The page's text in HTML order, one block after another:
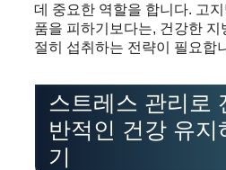
데 중요한 역할을 합니다. 고지
품을 피하기보다는, 건강한 지
절히 섭취하는 전략이 필요합
스트레스 관리로
반적인 건강 유지
기